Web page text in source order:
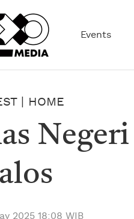
Events
| HOME
Negeri
2025 18:08 WIB